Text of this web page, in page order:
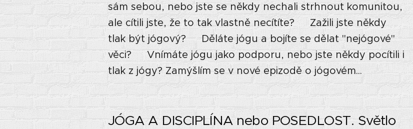
sám sebou, nebo jste se někdy nechali strhnout komunitou,
ale cítili jste, že to tak vlastně necítíte? ⭐Zažili jste někdy
tlak být jógový? ⭐Děláte jógu a bojíte se dělat "nejógové"
věci? ⭐Vnímáte jógu jako podporu, nebo jste někdy pocítili i
tlak z jógy? Zamýšlím se v nové epizodě o jógovém...
JÓGA A DISCIPLÍNA nebo POSEDLOST. Světlo